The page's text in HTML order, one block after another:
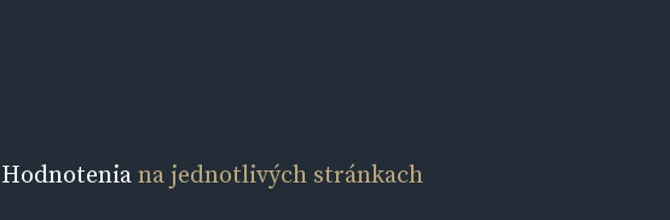
Hodnoteniana jednotlivých stránkach